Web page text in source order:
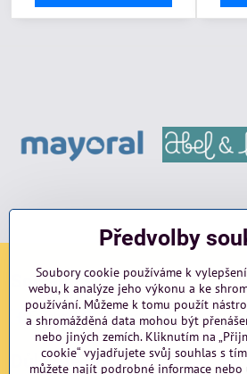
Sociální sítě
Facebook Instagram blog
Důležité odkazy
Předvolby
Soubory cookie používáme k
webu, k analýze jeho výkonu a ke
používání. Můžeme k tomu použít
a shromážděná data mohou být
nebo jiných zemích. Kliknutím na
cookie“ vyjadřujete svůj souhlas s
můžete najít podrobné informace nebo